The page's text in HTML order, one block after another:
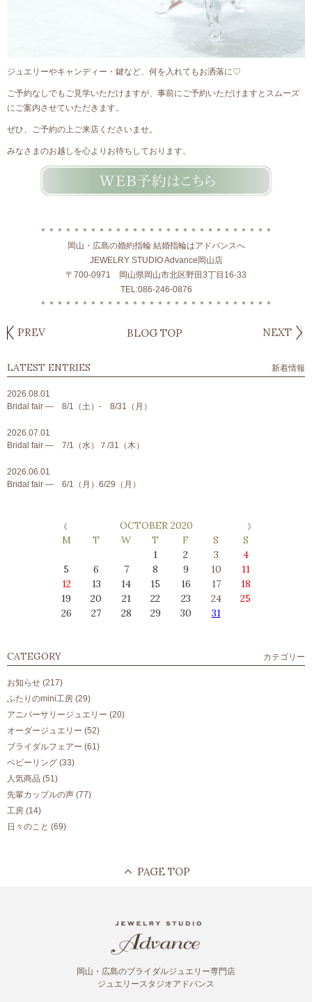
ジュエリーやキャンディー・鍵など、何を入れてもお洒落に♡
ご予約なしでもご見学いただけますが、事前にご予約いただけますとスムーズ
にご案内させていただきます。
ぜひ、ご予約の上ご来店くださいませ。
みなさまのお越しを心よりお待ちしております。
＊＊＊＊＊＊＊＊＊＊＊＊＊＊＊＊＊＊＊＊＊＊＊＊＊＊＊＊
岡山・広島の婚約指輪 結婚指輪はアドバンスへ
JEWELRY STUDIO Advance岡山店
〒700-0971 岡山県岡山市北区野田3丁目16-33
TEL:086-246-0876
＊＊＊＊＊＊＊＊＊＊＊＊＊＊＊＊＊＊＊＊＊＊＊＊＊＊＊＊
PREV BLOG TOP NEXT
LATEST ENTRIES 新着情報
2026.08.01
Bridal fair ― 8/1（土）- 8/31（月）
2026.07.01
Bridal fair ― 7/1（水）７/31（木）
2026.06.01
Bridal fair ― 6/1（月）6/29（月）
OCTOBER 2020
M
T W T F S
S
1
2 3
4
5
6 7 8 9 10
11
12
13 14 15 16 17
18
19
20 21 22 23 24
25
26
27 28 29 30 31
CATEGORY カテゴリー
お知らせ (217)
ふたりのmini工房 (29)
アニバーサリージュエリー (20)
オーダージュエリー (52)
ブライダルフェアー (61)
ベビーリング (33)
人気商品 (51)
先輩カップルの声 (77)
工房 (14)
日々のこと (69)
岡山・広島のブライダルジュエリー専門店
ジュエリースタジオアドバンス